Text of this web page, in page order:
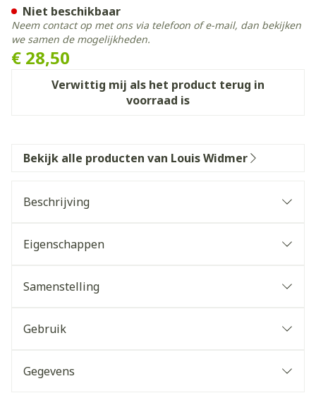
€ 28,50
Verwittig mij als het product terug in
voorraad is
Niet beschikbaar
Neem contact op met ons via telefoon of e-mail, dan bekijken
we samen de mogelijkheden.
Bekijk alle producten van Louis Widmer
Beschrijving
Eigenschappen
Samenstelling
Gebruik
Gegevens